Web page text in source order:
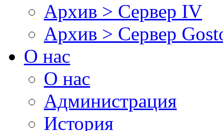
Архив > Сервер IV
Архив > Сервер
О нас
О нас
Администрация
История